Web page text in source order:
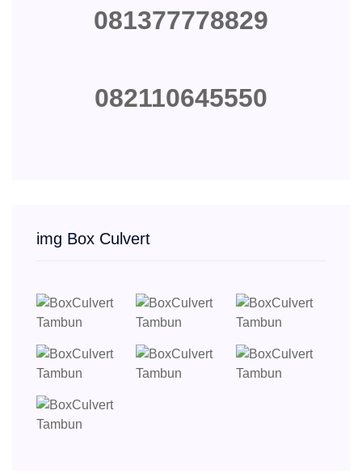
081377778829
082110645550
img Box Culvert